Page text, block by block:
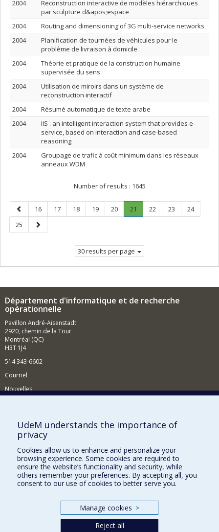
2004
Reconstruction interactive de modèles hiérarchiques
par sculpture d&apos;espace
2004
Routing and dimensioning of 3G multi-service networks
2004
Planification de tournées de véhicules pour le
problème de livraison à domicile
2004
Théorie et pratique de la construction humaine
supervisée du sens
2004
Utilisation de miroirs dans un système de
reconstruction interactif
2004
Résumé automatique de texte arabe
2004
IIS : an intelligent interaction system that provides e-
service, based on interaction and case-based
reasoning
2004
Groupage de trafic à coût minimum dans les réseaux
anneaux WDM
Number of results : 1645
Previous
page
Page
16 Page
17 Page
18 Page
19 Page
20 Page
21
Current
Page
22 Page
23 Page
24
Page
25
Next
page
30 results per page
Département d'informatique et de recherche
opérationnelle
Pavillon André-Aisenstadt
2920, chemin de la Tour
Montréal (QC)
H3T 1J4
514 343-6602
Courriel
Nouvelles
Comment soutenir le Département?
BESOIN D'AIDE?
Plan du site
Signaler une erreur
Accessibilité
Nos départements et écoles
UdeM understands the importance of
privacy
Cookies allow us to enhance and personalize your
browsing experience. Some cookies are required to
ensure the website’s functionality and security, while
others remember your preferences. By accepting all, you
consent to our use of cookies to better serve you.
Manage cookies >
Reject all